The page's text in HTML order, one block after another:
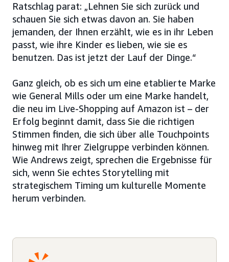
Ratschlag parat: „Lehnen Sie sich zurück und
schauen Sie sich etwas davon an. Sie haben
jemanden, der Ihnen erzählt, wie es in ihr Leben
passt, wie ihre Kinder es lieben, wie sie es
benutzen. Das ist jetzt der Lauf der Dinge.“
Ganz gleich, ob es sich um eine etablierte Marke
wie General Mills oder um eine Marke handelt,
die neu im Live-Shopping auf Amazon ist – der
Erfolg beginnt damit, dass Sie die richtigen
Stimmen finden, die sich über alle Touchpoints
hinweg mit Ihrer Zielgruppe verbinden können.
Wie Andrews zeigt, sprechen die Ergebnisse für
sich, wenn Sie echtes Storytelling mit
strategischem Timing um kulturelle Momente
herum verbinden.